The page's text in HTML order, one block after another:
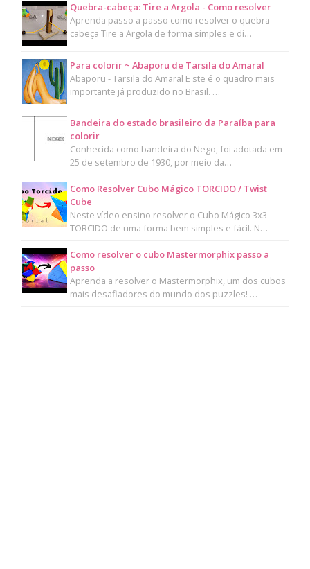
Quebra-cabeça: Tire a Argola - Como resolver
Aprenda passo a passo como resolver o quebra-
cabeça Tire a Argola de forma simples e di…
Para colorir ~ Abaporu de Tarsila do Amaral
Abaporu - Tarsila do Amaral E ste é o quadro mais
importante já produzido no Brasil. …
Bandeira do estado brasileiro da Paraíba para
colorir
Conhecida como bandeira do Nego, foi adotada em
25 de setembro de 1930, por meio da…
Como Resolver Cubo Mágico TORCIDO / Twist
Cube
Neste vídeo ensino resolver o Cubo Mágico 3x3
TORCIDO de uma forma bem simples e fácil. N…
Como resolver o cubo Mastermorphix passo a
passo
Aprenda a resolver o Mastermorphix, um dos cubos
mais desafiadores do mundo dos puzzles! …